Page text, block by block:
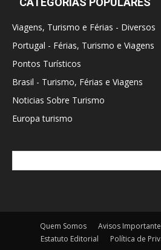
Viagens, Turismo e Férias - Diversos
Portugal - Férias, Turismo e Viagens
Pontos Turísticos
Brasil - Turismo, Férias e Viagens
Noticias Sobre Turismo
Europa turismo
Quem Somos Avisos
Estatuto Editorial
Política de